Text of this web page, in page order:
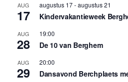
AUG
17
augustus 17-augustus 21
Kindervakantieweek
AUG
28
19:00
De 10 van Berghem
AUG
29
20:00
Dansavond Berchplaets